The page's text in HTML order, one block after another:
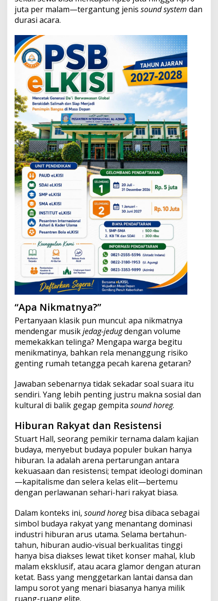
l
e
juta per malam—tergantung jenis sound system dan
durasi acara.
“Apa Nikmatnya?”
Pertanyaan klasik pun muncul: apa nikmatnya
mendengar musikjedag-jedugdengan volume
memekakkan telinga? Mengapa warga begitu
menikmatinya, bahkan rela menanggung risiko
genting rumah tetangga pecah karena getaran?
Jawaban sebenarnya tidak sekadar soal suara itu
sendiri. Yang lebih penting justru makna sosial dan
kultural di balik gegap gempita sound horeg.
Hiburan Rakyat dan Resistensi
Stuart Hall, seorang pemikir ternama dalam kajian
budaya, menyebut budaya populer bukan hanya
hiburan. Ia adalah arena pertarungan antara
kekuasaan dan resistensi; tempat ideologi dominan
—kapitalisme dan selera kelas elit—bertemu
dengan perlawanan sehari-hari rakyat biasa.
Dalam konteks ini, sound horegbisa dibaca sebagai
simbol budaya rakyat yang menantang dominasi
industri hiburan arus utama. Selama bertahun-
tahun, hiburan audio-visual berkualitas tinggi
hanya bisa diakses lewat tiket konser mahal, klub
malam eksklusif, atau acara glamor dengan aturan
ketat. Bass yang menggetarkan lantai dansa dan
lampu sorot yang menari biasanya hanya milik
ruang-ruang elite.